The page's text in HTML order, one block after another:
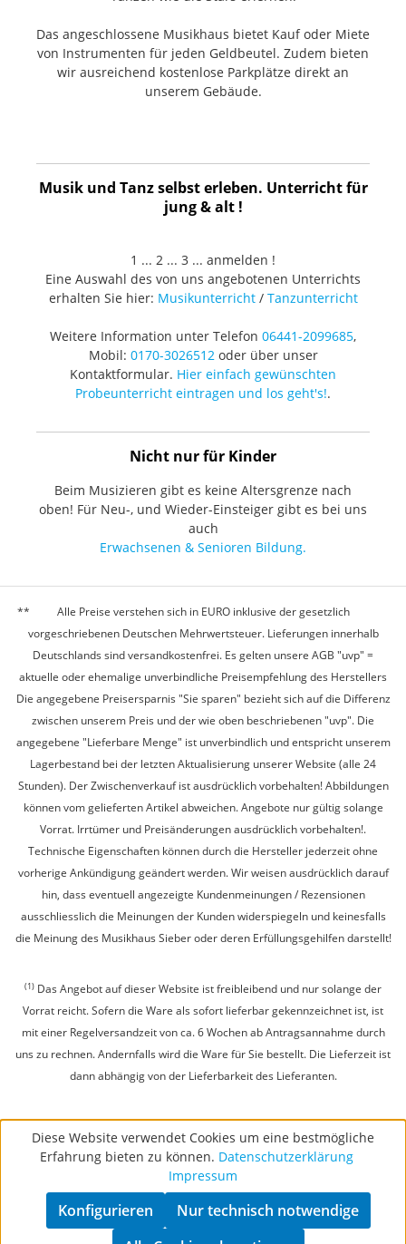
Das angeschlossene Musikhaus bietet Kauf oder Miete
von Instrumenten für jeden Geldbeutel. Zudem bieten
wir ausreichend kostenlose Parkplätze direkt an
unserem Gebäude.
Musik und Tanz selbst erleben. Unterricht für
jung & alt !
1 ... 2 ... 3 ... anmelden !
Eine Auswahl des von uns angebotenen Unterrichts
erhalten Sie hier: Musikunterricht/ Tanzunterricht
Weitere Information unter Telefon 06441-2099685,
Mobil: 0170-3026512oder über unser
Kontaktformular. Hier einfach gewünschten
Probeunterricht eintragen und los geht's!.
Nicht nur für Kinder
Beim Musizieren gibt es keine Altersgrenze nach
oben! Für Neu-, und Wieder-Einsteiger gibt es bei uns
auch
Erwachsenen & Senioren Bildung.
Alle Preise verstehen sich in EURO inklusive der gesetzlich
vorgeschriebenen Deutschen Mehrwertsteuer. Lieferungen innerhalb
Deutschlands sind versandkostenfrei. Es gelten unsere AGB "uvp" =
aktuelle oder ehemalige unverbindliche Preisempfehlung des Herstellers
Die angegebene Preisersparnis "Sie sparen" bezieht sich auf die Differenz
zwischen unserem Preis und der wie oben beschriebenen "uvp". Die
angegebene "Lieferbare Menge" ist unverbindlich und entspricht unserem
Lagerbestand bei der letzten Aktualisierung unserer Website (alle 24
Stunden). Der Zwischenverkauf ist ausdrücklich vorbehalten! Abbildungen
können vom gelieferten Artikel abweichen. Angebote nur gültig solange
Vorrat. Irrtümer und Preisänderungen ausdrücklich vorbehalten!.
Technische Eigenschaften können durch die Hersteller jederzeit ohne
vorherige Ankündigung geändert werden. Wir weisen ausdrücklich darauf
hin, dass eventuell angezeigte Kundenmeinungen / Rezensionen
ausschliesslich die Meinungen der Kunden widerspiegeln und keinesfalls
die Meinung des Musikhaus Sieber oder deren Erfüllungsgehilfen darstellt!
(1) Das Angebot auf dieser Website ist freibleibend und nur solange der
Vorrat reicht. Sofern die Ware als sofort lieferbar gekennzeichnet ist, ist
mit einer Regelversandzeit von ca. 6 Wochen ab Antragsannahme durch
uns zu rechnen. Andernfalls wird die Ware für Sie bestellt. Die Lieferzeit ist
dann abhängig von der Lieferbarkeit des Lieferanten.
Diese Website verwendet Cookies um eine bestmögliche
Erfahrung bieten zu können. Datenschutzerklärung
Impressum
Nur technisch notwendige
Konfigurieren